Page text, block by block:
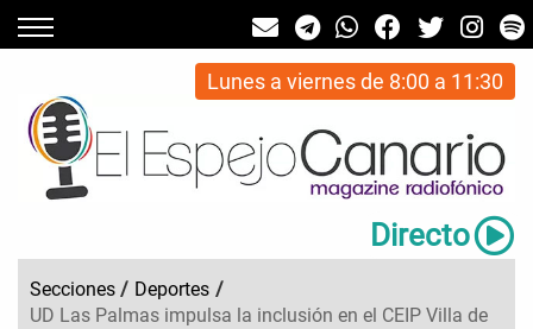
Lunes a viernes de 8:00 a 11:30
Directo
Secciones / Deportes /
UD Las Palmas impulsa la inclusión en el CEIP Villa de